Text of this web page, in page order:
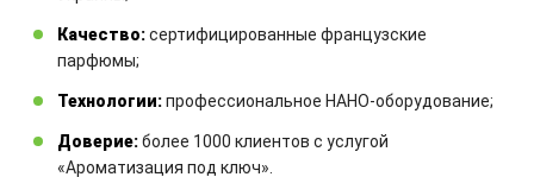
Комбинация оборудования
рассчитывается для каждого
отдельного проекта
Качество:сертифицированные французские
парфюмы;
Технологии:профессиональное НАНО-оборудование;
Доверие:более 1000 клиентов с услугой
«Ароматизация под ключ».